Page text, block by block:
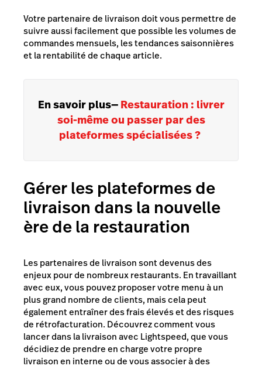
Votre partenaire de livraison doit vous permettre de
suivre aussi facilement que possible les volumes de
commandes mensuels, les tendances saisonnières
et la rentabilité de chaque article.
En savoir plus—Restauration : livrer
soi-même ou passer par des
plateformes spécialisées ?
Gérer les plateformes de
livraison dans la nouvelle
ère de la restauration
Les partenaires de livraison sont devenus des
enjeux pour de nombreux restaurants. En travaillant
avec eux, vous pouvez proposer votre menu à un
plus grand nombre de clients, mais cela peut
également entraîner des frais élevés et des risques
de rétrofacturation. Découvrez comment vous
lancer dans la livraison avec Lightspeed, que vous
décidiez de prendre en charge votre propre
livraison en interne ou de vous associer à des